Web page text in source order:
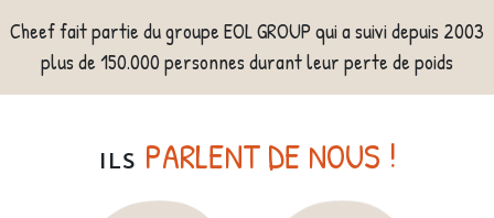
Cheef fait partie du groupe EOL GROUP qui a suivi depuis 2003
plus de 150.000 personnes durant leur perte de poids
ILS PARLENT DE NOUS !